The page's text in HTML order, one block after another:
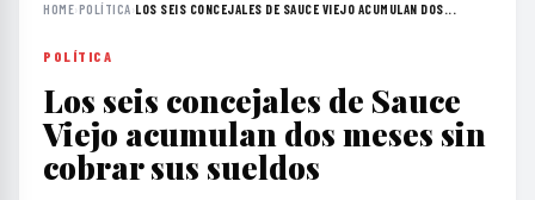
HOME›POLÍTICA›LOS SEIS CONCEJALES DE SAUCE VIEJO ACUMULAN DOS...
POLÍTICA
Los seis concejales de Sauce
Viejo acumulan dos meses sin
cobrar sus sueldos